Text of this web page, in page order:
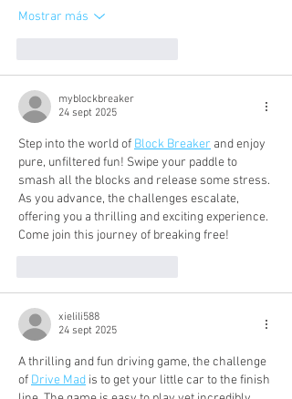
Mostrar más
myblockbreaker
24 sept 2025
Step into the world of Block Breaker and enjoy
pure, unfiltered fun! Swipe your paddle to
smash all the blocks and release some stress.
As you advance, the challenges escalate,
offering you a thrilling and exciting experience.
Come join this journey of breaking free!
xielili588
24 sept 2025
A thrilling and fun driving game, the challenge
of Drive Mad is to get your little car to the finish